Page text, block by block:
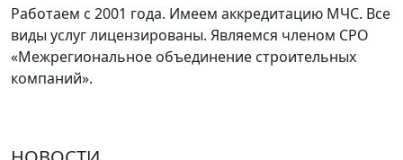
Работаем с 2001 года. Имеем аккредитацию МЧС. Все
виды услуг лицензированы. Являемся членом СРО
«Межрегиональное объединение строительных
компаний».